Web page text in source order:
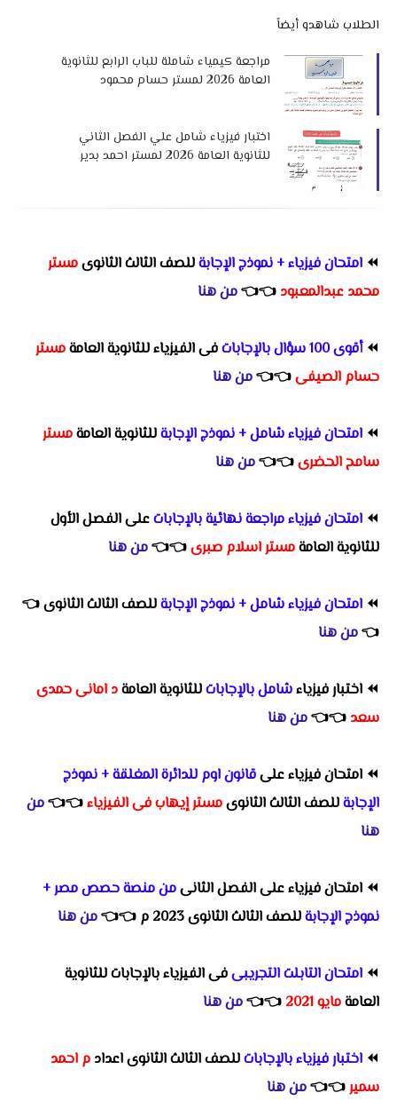
الطلاب شاهدو أيضاً
مراجعة كيمياء شاملة للباب الرابع للثانوية
العامة 2026 لمستر حسام محمود
اختبار فيزياء شامل علي الفصل الثاني
للثانوية العامة 2026 لمستر احمد بدير
⏪ امتحان فيزياء + نموذج الإجابةللصف الثالث الثانوىمستر
محمد عبدالمعبود 👈
👈من هنا
⏪أقوى 100 سؤال بالإجابات فى الفيزياء للثانوية العامةمستر
حسام الصيفى👈
👈من هنا
⏪ امتحان فيزياء شامل + نموذج الإجابةللثانوية العامةمستر
سامح الحضرى👈
👈من هنا
⏪ امتحان فيزياء مراجعة نهائية بالإجاباتعلى الفصل الأول
للثانوية العامةمستر اسلام صبرى👈
👈من هنا
⏪ امتحان فيزياء شامل + نموذج الإجابةللصف الثالث الثانوى👈
👈من هنا
⏪ اختبار فيزياءشامل بالإجاباتللثانوية العامةد امانى حمدى
سعد 👈
👈من هنا
⏪ امتحان فيزياء علىقانون اوم للدائرة المغلقة + نموذج
الإجابةللصف الثالث الثانوىمستر إيهاب فى الفيزياء👈
👈من
هنا
⏪ امتحان فيزياء على الفصل الثانىمن منصة حصص مصر +
نموذج الإجابةللصف الثالث الثانوى 2023 م 👈
👈من هنا
⏪ امتحان التابلت التجريبىفى الفيزياء بالإجابات للثانوية
العامةمايو 2021 👈
👈من هنا
⏪ اختبار فيزياء بالإجاباتللصف الثالث الثانوى اعداد م احمد
سمير👈
👈من هنا